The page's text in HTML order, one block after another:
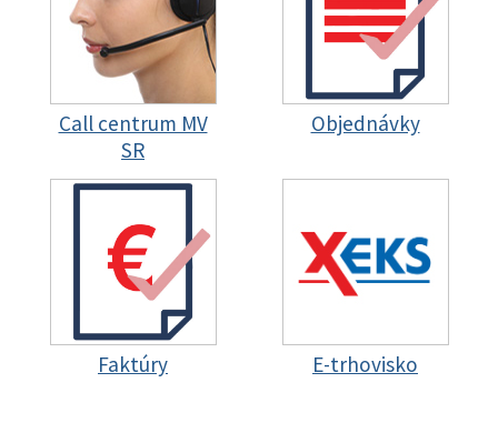
Call centrum MV
SR
Objednávky
Faktúry E-trhovisko